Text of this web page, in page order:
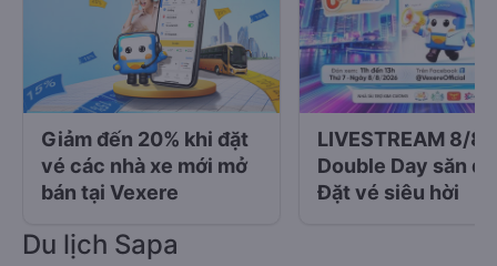
Giảm đến 20% khi đặt
vé các nhà xe mới mở
bán tại Vexere
LIVESTREAM 8/8:
Double Day săn
Đặt vé siêu hời
Du lịch Sapa